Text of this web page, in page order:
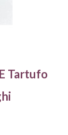
Tartufo